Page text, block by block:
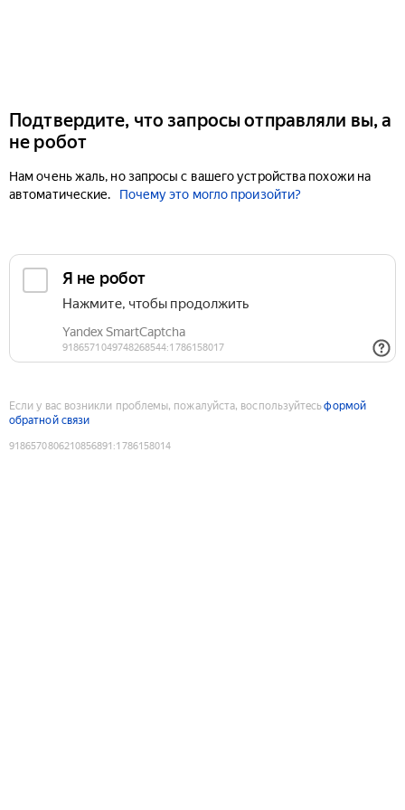
Подтвердите, что запросы отправляли вы, а
не робот
Нам очень жаль, но запросы с вашего устройства похожи на
автоматические.
Почему это могло произойти?
Если у вас возникли проблемы, пожалуйста, воспользуйтесьформой
обратной связи
9186570806210856891 :1786158014